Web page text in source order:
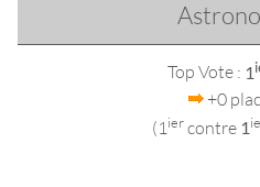
Top Vote : 1
+0
(1 iercontre 1